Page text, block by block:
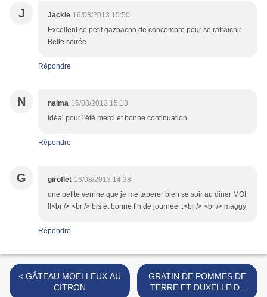
J Jackie 16/08/2013 15:50
Excellent ce petit gazpacho de concombre pour se rafraichir.
Belle soirée
Répondre
N naima 16/08/2013 15:18
Idéal pour l'été merci et bonne continuation
Répondre
G giroflet 16/08/2013 14:38
une petite verrine que je me taperer bien se soir au diner MOI
!!<br /> <br /> bis et bonne fin de journée ..<br /> <br /> maggy
Répondre
< GÂTEAU MOELLEUX AU
CITRON
GRATIN DE POMMES DE
TERRE ET DUXELLE DE